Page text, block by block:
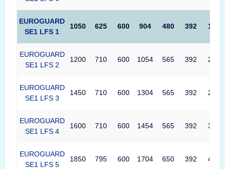
EUROGUARD
SE1 LFS 1
1050 625 600 904 480 392 170
EUROGUARD
SE1 LFS 2
1200 710 600 1054 565 392 233
EUROGUARD
SE1 LFS 3
1450 710 600 1304 565 392 288
EUROGUARD
SE1 LFS 4
1600 710 600 1454 565 392 322
EUROGUARD
SE1 LFS 5
1850 795 600 1704 650 392 434